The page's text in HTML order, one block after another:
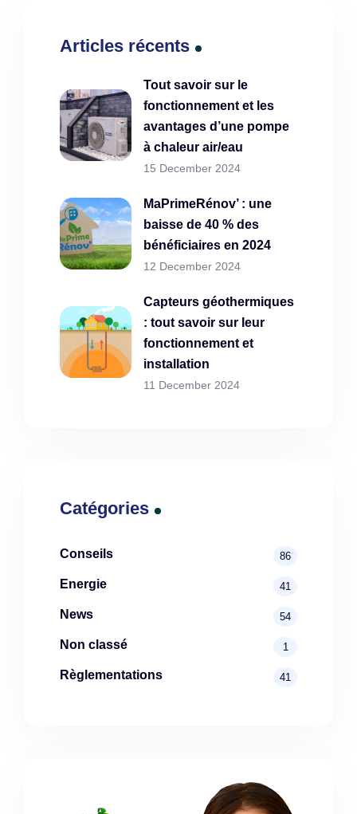
Articles récents
Tout savoir sur le
fonctionnement et les
avantages d’une pompe
à chaleur air/eau
15 December 2024
MaPrimeRénov’ : une
baisse de 40 % des
bénéficiaires en 2024
12 December 2024
Capteurs géothermiques
: tout savoir sur leur
fonctionnement et
installation
11 December 2024
Catégories
Conseils 86
Energie 41
News 54
Non classé 1
Règlementations 41